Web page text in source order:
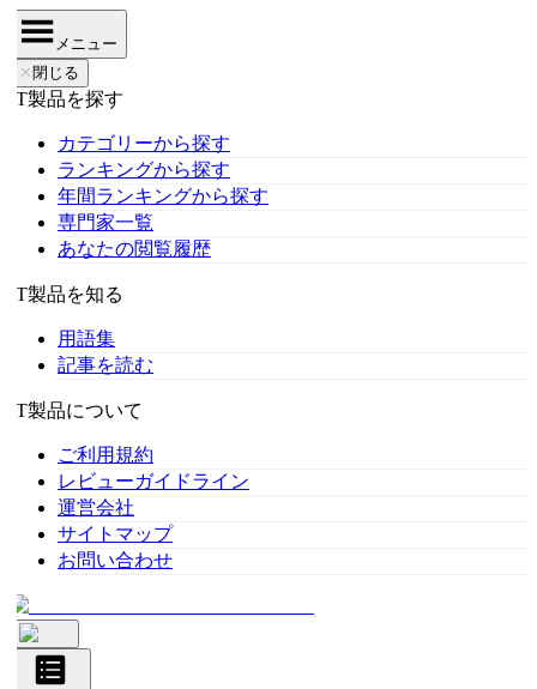
メニュー
閉じる
製品を探す
カテゴリーから探す
ランキングから探す
年間ランキングから探す
専門家一覧
あなたの閲覧履歴
製品を知る
用語集
記事を読む
製品について
ご利用規約
レビューガイドライン
運営会社
サイトマップ
お問い合わせ